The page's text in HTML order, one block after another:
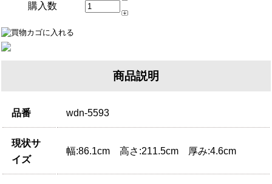
購入数
商品説明
品番 wdn-5593
現状サ
イズ
幅:86.1cm 高さ:211.5cm 厚み:4.6cm